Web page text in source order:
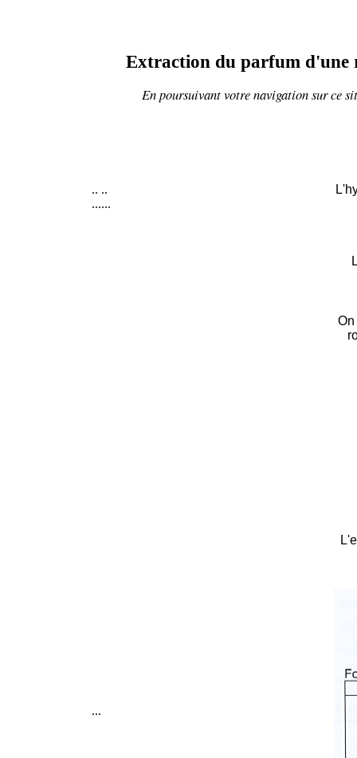
Extraction du parfum d'une
En poursuivant votre navigation sur ce
.. ..
......
...